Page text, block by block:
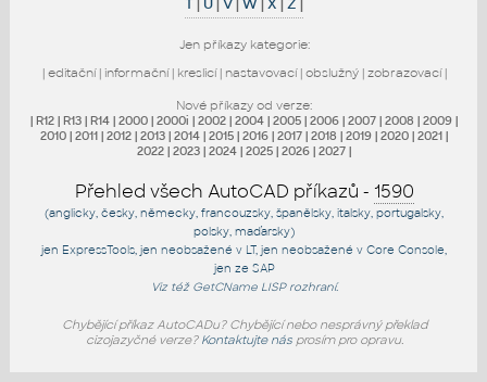
Jen příkazy kategorie:
| editační| informační| kreslicí| nastavovací| obslužný| zobrazovací|
Nové příkazy od verze:
| R12 | R13 | R14 | 2000 | 2000i | 2002 | 2004 | 2005 | 2006 | 2007 | 2008 | 2009 |
2010 | 2011 | 2012 | 2013 | 2014 | 2015 | 2016 | 2017 | 2018 | 2019 | 2020 | 2021 |
2022 | 2023 | 2024 | 2025 | 2026 | 2027 |
Přehled všech AutoCAD příkazů - 1590
(anglicky, česky, německy, francouzsky, španělsky, italsky, portugalsky,
polsky, maďarsky)
jen ExpressTools , jen neobsažené v LT, jen neobsažené v Core Console
jen ze SAP
Viz též GetCNameLISP rozhraní.
Chybějící příkaz AutoCADu? Chybějící nebo nesprávný překlad
cizojazyčné verze? Kontaktujte násprosím pro opravu.